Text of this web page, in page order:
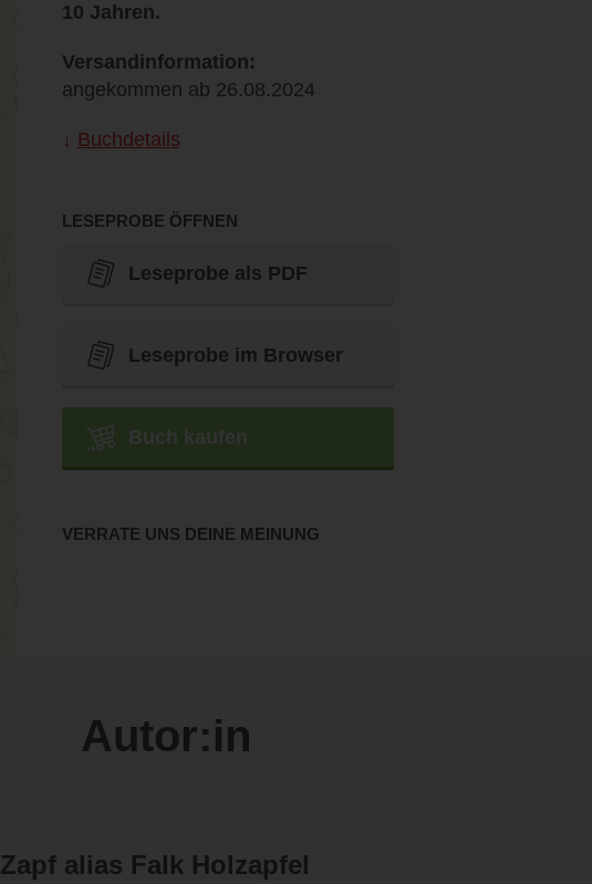
10 Jahren.
Versandinformation:
angekommen ab 26.08.2024
Buchdetails
LESEPROBE ÖFFNEN
Leseprobe als PDF
Leseprobe im Browser
Buch kaufen
VERRATE UNS DEINE MEINUNG
Autor:in
Zapf alias Falk Holzapfel